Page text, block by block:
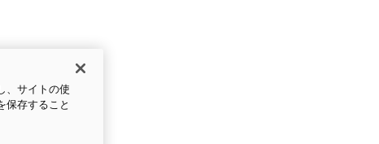
、サイトの使
保存すること